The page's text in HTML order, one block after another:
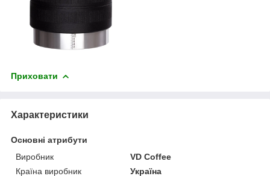
Приховати
Характеристики
Основні атрибути
Виробник
VD Coffee
Країна виробник
Україна